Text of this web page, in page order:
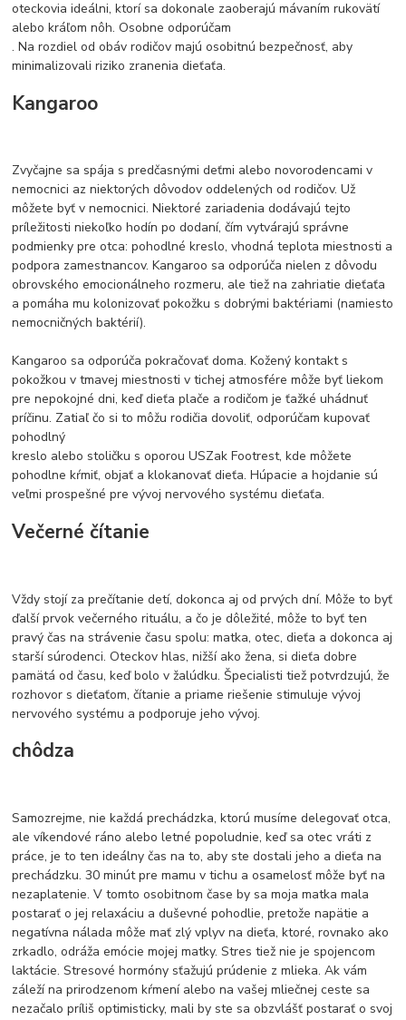
oteckovia ideálni, ktorí sa dokonale zaoberajú mávaním rukovätí
alebo kráľom nôh. Osobne odporúčam
. Na rozdiel od obáv rodičov majú osobitnú bezpečnosť, aby
minimalizovali riziko zranenia dieťaťa.
Kangaroo
Zvyčajne sa spája s predčasnými deťmi alebo novorodencami v
nemocnici az niektorých dôvodov oddelených od rodičov. Už
môžete byť v nemocnici. Niektoré zariadenia dodávajú tejto
príležitosti niekoľko hodín po dodaní, čím vytvárajú správne
podmienky pre otca: pohodlné kreslo, vhodná teplota miestnosti a
podpora zamestnancov. Kangaroo sa odporúča nielen z dôvodu
obrovského emocionálneho rozmeru, ale tiež na zahriatie dieťaťa
a pomáha mu kolonizovať pokožku s dobrými baktériami (namiesto
nemocničných baktérií).
Kangaroo sa odporúča pokračovať doma. Kožený kontakt s
pokožkou v tmavej miestnosti v tichej atmosfére môže byť liekom
pre nepokojné dni, keď dieťa plače a rodičom je ťažké uhádnuť
príčinu. Zatiaľ čo si to môžu rodičia dovoliť, odporúčam kupovať
pohodlný
kreslo alebo stoličku s oporou USZak Footrest, kde môžete
pohodlne kŕmiť, objať a klokanovať dieťa. Húpacie a hojdanie sú
veľmi prospešné pre vývoj nervového systému dieťaťa.
Večerné čítanie
Vždy stojí za prečítanie detí, dokonca aj od prvých dní. Môže to byť
ďalší prvok večerného rituálu, a čo je dôležité, môže to byť ten
pravý čas na strávenie času spolu: matka, otec, dieťa a dokonca aj
starší súrodenci. Oteckov hlas, nižší ako žena, si dieťa dobre
pamätá od času, keď bolo v žalúdku. Špecialisti tiež potvrdzujú, že
rozhovor s dieťaťom, čítanie a priame riešenie stimuluje vývoj
nervového systému a podporuje jeho vývoj.
chôdza
Samozrejme, nie každá prechádzka, ktorú musíme delegovať otca,
ale víkendové ráno alebo letné popoludnie, keď sa otec vráti z
práce, je to ten ideálny čas na to, aby ste dostali jeho a dieťa na
prechádzku. 30 minút pre mamu v tichu a osamelosť môže byť na
nezaplatenie. V tomto osobitnom čase by sa moja matka mala
postarať o jej relaxáciu a duševné pohodlie, pretože napätie a
negatívna nálada môže mať zlý vplyv na dieťa, ktoré, rovnako ako
zrkadlo, odráža emócie mojej matky. Stres tiež nie je spojencom
laktácie. Stresové hormóny sťažujú prúdenie z mlieka. Ak vám
záleží na prirodzenom kŕmení alebo na vašej mliečnej ceste sa
nezačalo príliš optimisticky, mali by ste sa obzvlášť postarať o svoj